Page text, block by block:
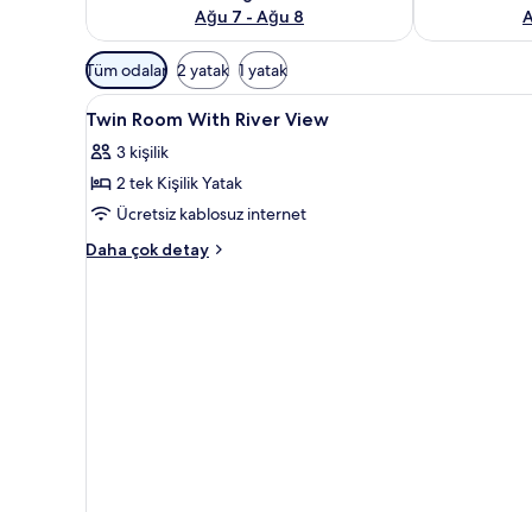
Ağu 7 - Ağu 8
Odalar
için
mevcut
Tüm odalar 2 yatak 1 yatak
Twin
Room
With
River
View
için
Minibar, odada kasa, masa,
17
Twin Room With River View
3 kişilik
2 tek Kişilik Yatak
Ücretsiz kablosuz internet
Daha çok detay
Twin